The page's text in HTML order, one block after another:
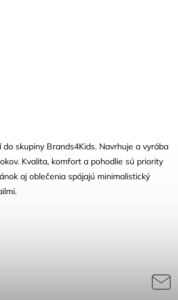
skupiny Brands4Kids. Navrhuje a vyrába
Kvalita, komfort a pohodlie sú priority
aj oblečenia spájajú minimalistický